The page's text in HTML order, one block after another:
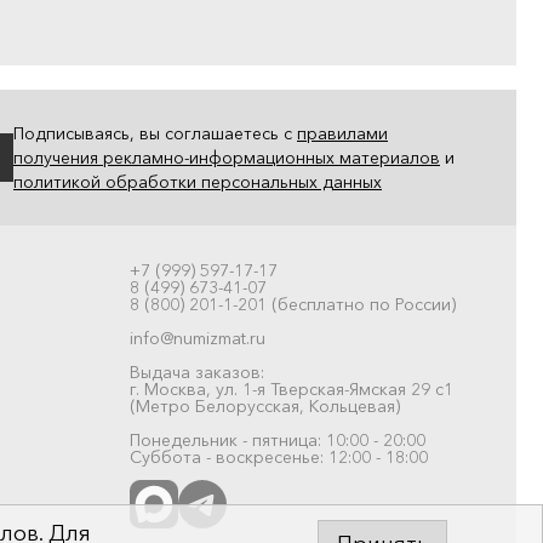
Подписываясь, вы соглашаетесь с правилами
получения рекламно-информационных материалов и
политикой обработки персональных данных
+7 (999) 597-17-17
8 (499) 673-41-07
8 (800) 201-1-201 (бесплатно по России)
info@numizmat.ru
Выдача заказов:
г. Москва, ул. 1-я Тверская-Ямская 29 с1
(Метро Белорусская, Кольцевая)
Понедельник - пятница: 10:00 - 20:00
Суббота - воскресенье: 12:00 - 18:00
Для